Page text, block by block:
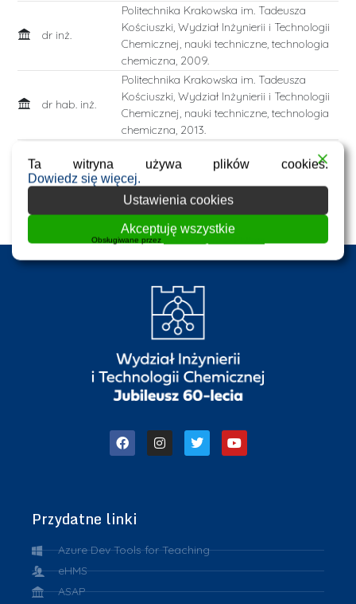
dr inż.
Politechnika Krakowska im. Tadeusza
Kościuszki, Wydział Inżynierii i Technologii
Chemicznej, nauki techniczne, technologia
chemiczna, 2009.
dr hab. inż.
Politechnika Krakowska im. Tadeusza
Kościuszki, Wydział Inżynierii i Technologii
Chemicznej, nauki techniczne, technologia
chemiczna, 2013.
chemiczna, 2022.
Lista publikacji w BPK
Przydatne linki
Azure Dev Tools for Teaching
eHMS
ASAP
Ta witryna używa plików cookies.
Dowiedz się więcej.
Ustawienia cookies
Akceptuję wszystkie
Obsługiwane przez WPLP Compliance Platform